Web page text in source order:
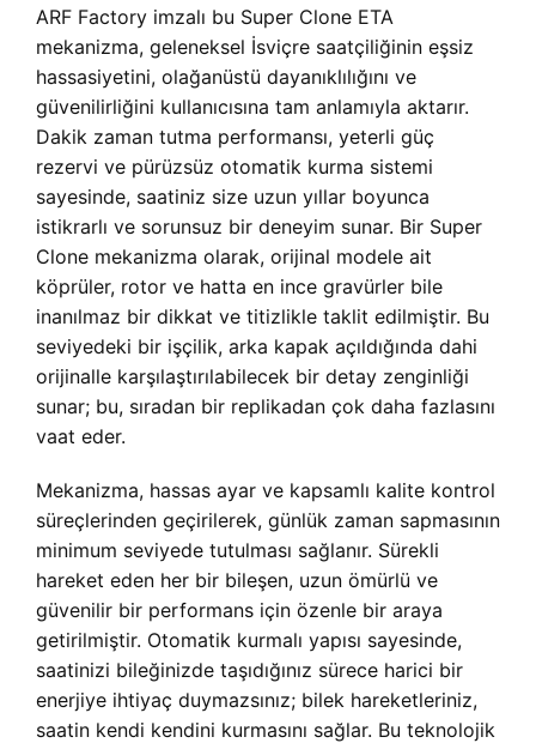
ARF Factory imzalı bu Super Clone ETA
mekanizma, geleneksel İsviçre saatçiliğinin eşsiz
hassasiyetini, olağanüstü dayanıklılığını ve
güvenilirliğini kullanıcısına tam anlamıyla aktarır.
Dakik zaman tutma performansı, yeterli güç
rezervi ve pürüzsüz otomatik kurma sistemi
sayesinde, saatiniz size uzun yıllar boyunca
istikrarlı ve sorunsuz bir deneyim sunar. Bir Super
Clone mekanizma olarak, orijinal modele ait
köprüler, rotor ve hatta en ince gravürler bile
inanılmaz bir dikkat ve titizlikle taklit edilmiştir. Bu
seviyedeki bir işçilik, arka kapak açıldığında dahi
orijinalle karşılaştırılabilecek bir detay zenginliği
sunar; bu, sıradan bir replikadan çok daha fazlasını
vaat eder.
Mekanizma, hassas ayar ve kapsamlı kalite kontrol
süreçlerinden geçirilerek, günlük zaman sapmasının
minimum seviyede tutulması sağlanır. Sürekli
hareket eden her bir bileşen, uzun ömürlü ve
güvenilir bir performans için özenle bir araya
getirilmiştir. Otomatik kurmalı yapısı sayesinde,
saatinizi bileğinizde taşıdığınız sürece harici bir
enerjiye ihtiyaç duymazsınız; bilek hareketleriniz,
saatin kendi kendini kurmasını sağlar. Bu teknolojik